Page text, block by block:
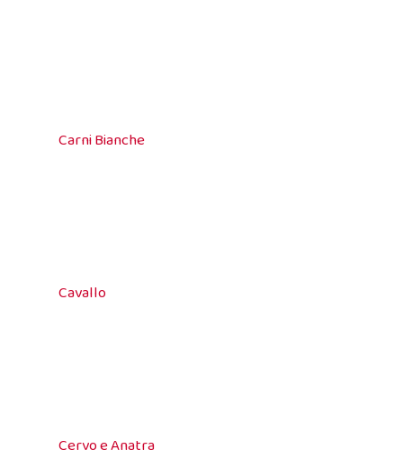
Carni Bianche
Cavallo
Cervo e Anatra